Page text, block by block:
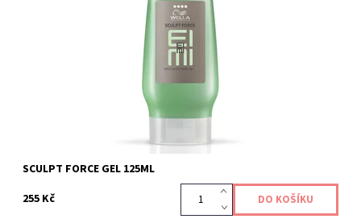
SCULPT FORCE GEL 125ML
255 Kč